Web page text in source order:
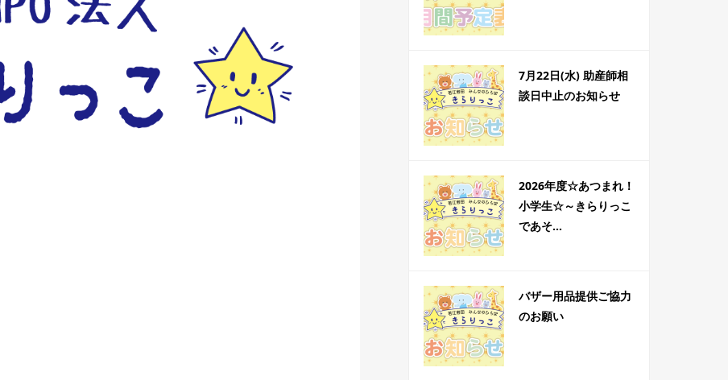
7月22日(水) 助産師相
談日中止のお知らせ
2026年度☆あつまれ！
小学生☆～きらりっこ
であそ...
バザー用品提供ご協力
のお願い